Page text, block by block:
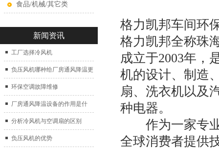
食品/机械/其它类
新闻资讯
工厂选择冷风机
负压风机哪种给厂房通风降温更
好？
环保空调故障维修
厂房通风降温设备的作用是什
么？
分析冷风机与空调扇的区别
负压风机的优势
格力凯邦车间环
格力凯邦全称珠
成立于2003年，
机的设计、制造
扇、洗衣机以及
种电器。
作为一家专业
全球消费者提供